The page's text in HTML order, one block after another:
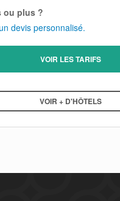
ou plus ?
devis personnalisé.
VOIR LES TARIFS
VOIR + D'HÔTELS